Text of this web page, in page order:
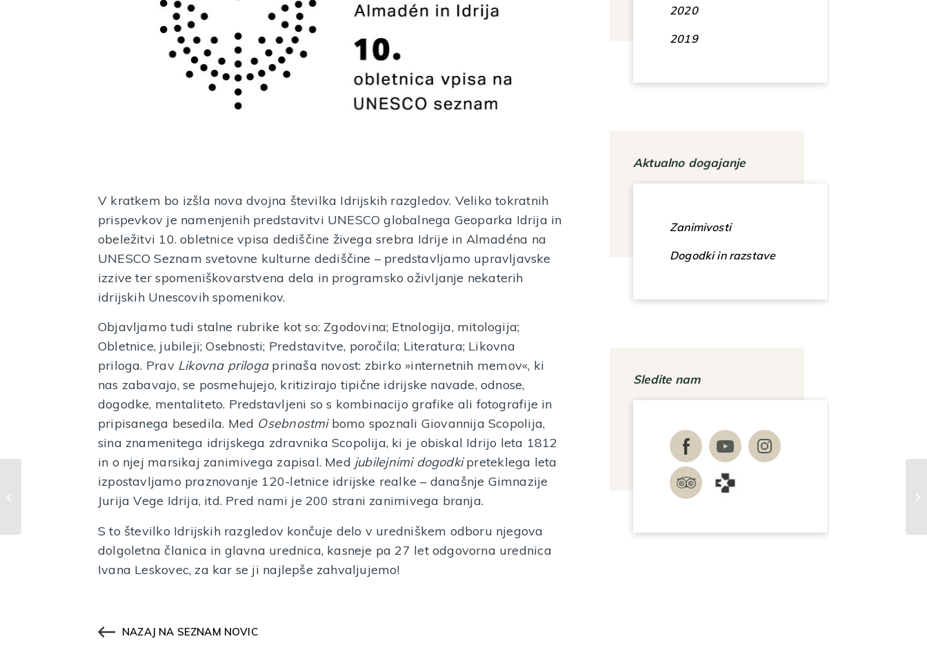
V kratkem bo izšla nova dvojna številka Idrijskih razgledov. Veliko tokratnih
prispevkov je namenjenih predstavitvi UNESCO globalnega Geoparka Idrija in
obeležitvi 10. obletnice vpisa dediščine živega srebra Idrije in Almadéna na
UNESCO Seznam svetovne kulturne dediščine – predstavljamo upravljavske
izzive ter spomeniškovarstvena dela in programsko oživljanje nekaterih
idrijskih Unescovih spomenikov.
Objavljamo tudi stalne rubrike kot so: Zgodovina; Etnologija, mitologija;
Obletnice, jubileji; Osebnosti; Predstavitve, poročila; Literatura; Likovna
priloga. Prav Likovna prilogaprinaša novost: zbirko »internetnih memov«, ki
nas zabavajo, se posmehujejo, kritizirajo tipične idrijske navade, odnose,
dogodke, mentaliteto. Predstavljeni so s kombinacijo grafike ali fotografije in
pripisanega besedila. Med Osebnostmibomo spoznali Giovannija Scopolija,
sina znamenitega idrijskega zdravnika Scopolija, ki je obiskal Idrijo leta 1812
in o njej marsikaj zanimivega zapisal. Med jubilejnimi dogodkipreteklega leta
izpostavljamo praznovanje 120-letnice idrijske realke – današnje Gimnazije
Jurija Vege Idrija, itd. Pred nami je 200 strani zanimivega branja.
S to številko Idrijskih razgledov končuje delo v uredniškem odboru njegova
dolgoletna članica in glavna urednica, kasneje pa 27 let odgovorna urednica
Ivana Leskovec, za kar se ji najlepše zahvaljujemo!
NAZAJ NA SEZNAM NOVIC
2020
2019
Aktualno dogajanje
Zanimivosti
Dogodki in razstave
Sledite nam
Mestni muzej Idrija v času 40.
festivala idrijske čipke